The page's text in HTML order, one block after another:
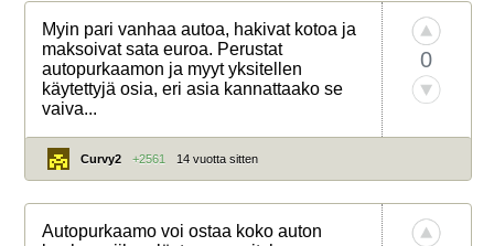
Myin pari vanhaa autoa, hakivat kotoa ja
maksoivat sata euroa. Perustat
autopurkaamon ja myyt yksitellen
käytettyjä osia, eri asia kannattaako se
vaiva...
0
Curvy2 +2561 14 vuotta sitten
Autopurkaamo voi ostaa koko auton